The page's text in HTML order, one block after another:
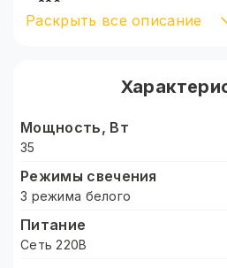
336 светодиодов
Наклон на 90
Освещение: мягкое,
Длина кабеля: 190 см
Управление: дистанционным
Штатив металлический
Раскрыть все описание
Мощность, Вт
35
Режимы свечения
3 режима белого
Питание
Сеть 220В